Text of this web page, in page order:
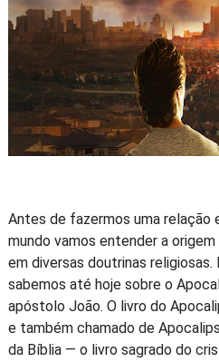
Antes de fazermos uma relação
mundo vamos entender a
em diversas doutrinas
sabemos até hoje sobre o
apóstolo João. O livro do
e também chamado de
da Bíblia — o livro sagrado do